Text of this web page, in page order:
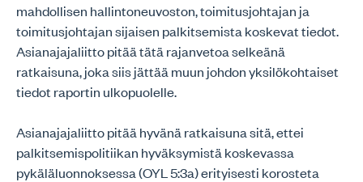
mahdollisen hallintoneuvoston, toimitusjohtajan ja
toimitusjohtajan sijaisen palkitsemista koskevat tiedot.
Asianajajaliitto pitää tätä rajanvetoa selkeänä
ratkaisuna, joka siis jättää muun johdon yksilökohtaiset
tiedot raportin ulkopuolelle.
Asianajajaliitto pitää hyvänä ratkaisuna sitä, ettei
palkitsemispolitiikan hyväksymistä koskevassa
pykäläluonnoksessa (OYL 5:3a) erityisesti korosteta